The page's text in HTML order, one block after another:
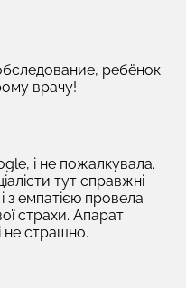
ребёнок
врачу!
і не пожалкувала.
тут справжні
з емпатією провела
страхи. Апарат
не страшно.